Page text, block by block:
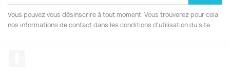
Vous pouvez vous désinscrire à tout moment. Vous trouverez pour cela
nos informations de contact dans les conditions d'utilisation du site.